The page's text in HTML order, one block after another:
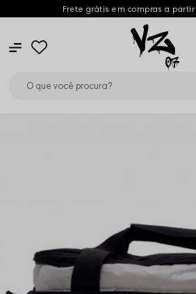
Frete grátis em compras a